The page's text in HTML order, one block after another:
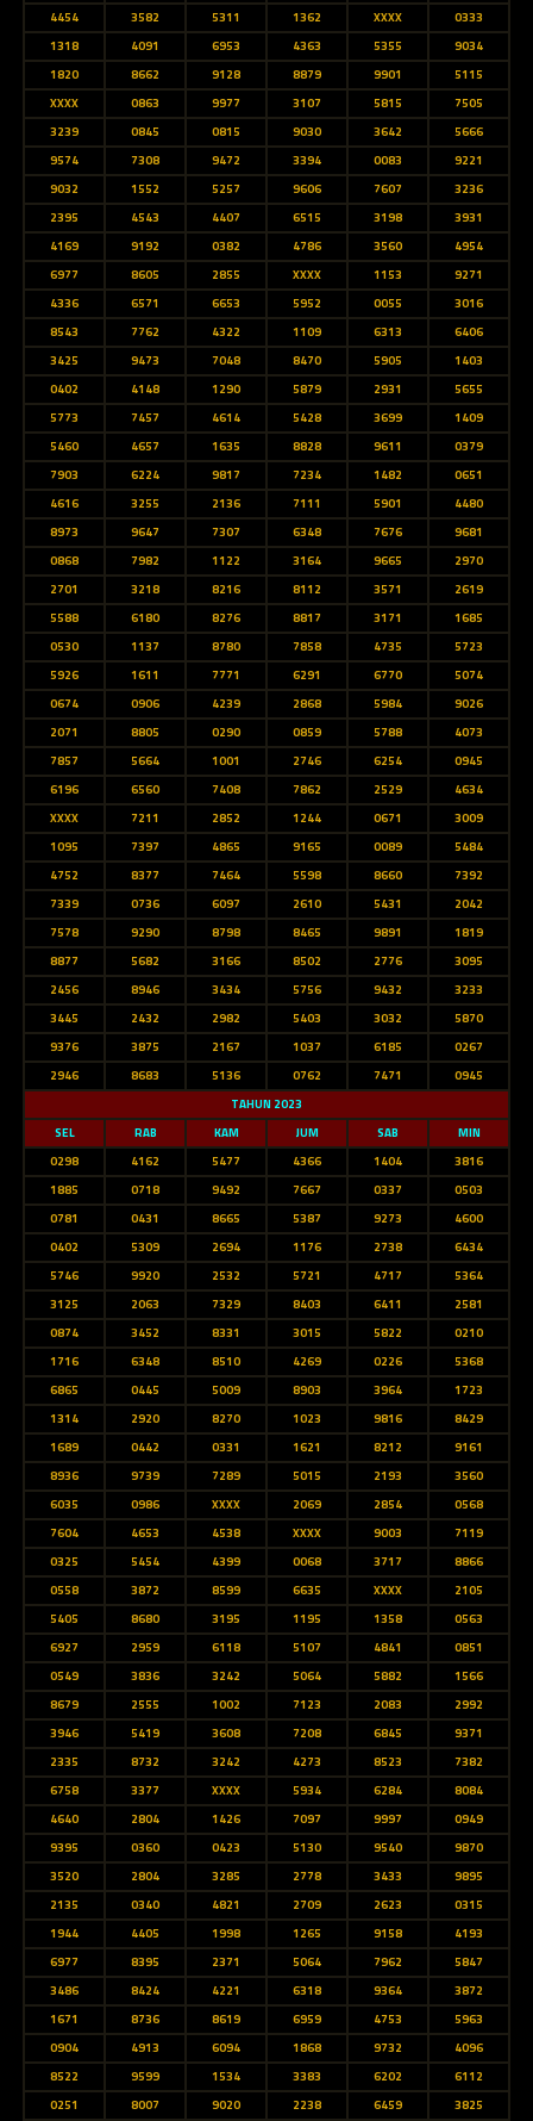
4454
3582 5311 1362 XXXX
0333
1318
4091 6953 4363 5355
9034
1820
8662 9128 8879 9901
5115
XXXX
0863 9977 3107 5815
7505
3239
0845 0815 9030 3642
5666
9574
7308 9472 3394 0083
9221
9032
1552 5257 9606 7607
3236
2395
4543 4407 6515 3198
3931
4169
9192 0382 4786 3560
4954
6977
8605 2855 XXXX 1153
9271
4336
6571 6653 5952 0055
3016
8543
7762 4322 1109 6313
6406
3425
9473 7048 8470 5905
1403
0402
4148 1290 5879 2931
5655
5773
7457 4614 5428 3699
1409
5460
4657 1635 8828 9611
0379
7903
6224 9817 7234 1482
0651
4616
3255 2136 7111 5901
4480
8973
9647 7307 6348 7676
9681
0868
7982 1122 3164 9665
2970
2701
3218 8216 8112 3571
2619
5588
6180 8276 8817 3171
1685
0530
1137 8780 7858 4735
5723
5926
1611 7771 6291 6770
5074
0674
0906 4239 2868 5984
9026
2071
8805 0290 0859 5788
4073
7857
5664 1001 2746 6254
0945
6196
6560 7408 7862 2529
4634
XXXX
7211 2852 1244 0671
3009
1095
7397 4865 9165 0089
5484
4752
8377 7464 5598 8660
7392
7339
0736 6097 2610 5431
2042
7578
9290 8798 8465 9891
1819
8877
5682 3166 8502 2776
3095
2456
8946 3434 5756 9432
3233
3445
2432 2982 5403 3032
5870
9376
3875 2167 1037 6185
0267
2946
8683 5136 0762 7471
0945
TAHUN 2023
SEL
RAB KAM JUM SAB
MIN
0298
4162 5477 4366 1404
3816
1885
0718 9492 7667 0337
0503
0781
0431 8665 5387 9273
4600
0402
5309 2694 1176 2738
6434
5746
9920 2532 5721 4717
5364
3125
2063 7329 8403 6411
2581
0874
3452 8331 3015 5822
0210
1716
6348 8510 4269 0226
5368
6865
0445 5009 8903 3964
1723
1314
2920 8270 1023 9816
8429
1689
0442 0331 1621 8212
9161
8936
9739 7289 5015 2193
3560
6035
0986 XXXX 2069 2854
0568
7604
4653 4538 XXXX 9003
7119
0325
5454 4399 0068 3717
8866
0558
3872 8599 6635 XXXX
2105
5405
8680 3195 1195 1358
0563
6927
2959 6118 5107 4841
0851
0549
3836 3242 5064 5882
1566
8679
2555 1002 7123 2083
2992
3946
5419 3608 7208 6845
9371
2335
8732 3242 4273 8523
7382
6758
3377 XXXX 5934 6284
8084
4640
2804 1426 7097 9997
0949
9395
0360 0423 5130 9540
9870
3520
2804 3285 2778 3433
9895
2135
0340 4821 2709 2623
0315
1944
4405 1998 1265 9158
4193
6977
8395 2371 5064 7962
5847
3486
8424 4221 6318 9364
3872
1671
8736 8619 6959 4753
5963
0904
4913 6094 1868 9732
4096
8522
9599 1534 3383 6202
6112
0251
8007 9020 2238 6459 3825